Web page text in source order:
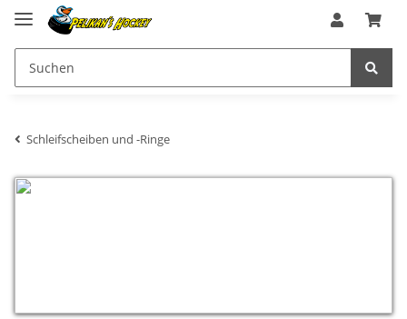
Schleifscheiben und -Ringe